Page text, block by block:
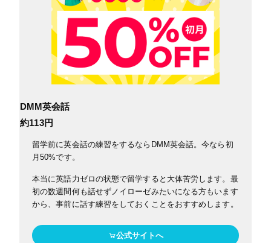
DMM英会話
約113円
留学前に英会話の練習をするならDMM英会話。今なら初
月50%です。
本当に英語力ゼロの状態で留学すると大体苦労します。最
初の数週間何も話せずノイローゼみたいになる方もいます
から、事前に話す練習をしておくことをおすすめします。
公式サイトへ